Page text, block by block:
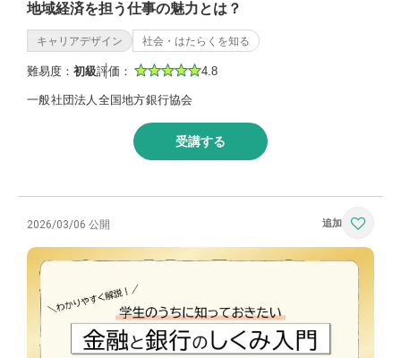
地域経済を担う仕事の魅力とは？
キャリアデザイン 社会・はたらくを知る
難易度： 初級評価： 4.8
一般社団法人全国地方銀行協会
受講する
2026/03/06 公開